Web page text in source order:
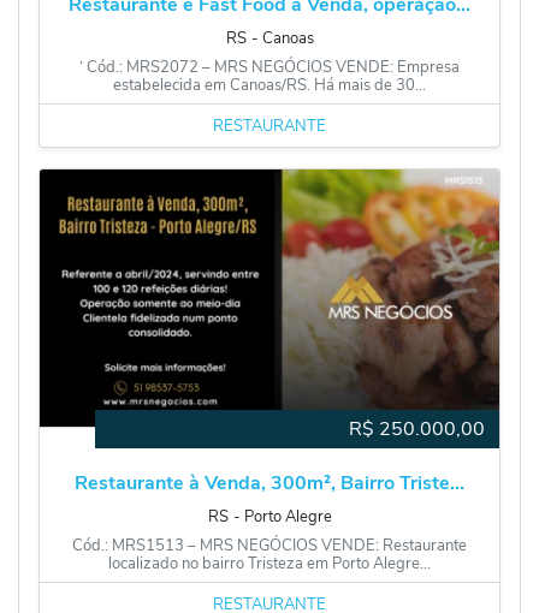
RS ‐ Canoas
‘ Cód.: MRS2072 – MRS NEGÓCIOS VENDE: Empresa
estabelecida em Canoas/RS. Há mais de 30...
RESTAURANTE
R$ 250.000,00
Restaurante à Venda, 300m², Bairro Triste...
RS ‐ Porto Alegre
Cód.: MRS1513 – MRS NEGÓCIOS VENDE: Restaurante
localizado no bairro Tristeza em Porto Alegre...
RESTAURANTE